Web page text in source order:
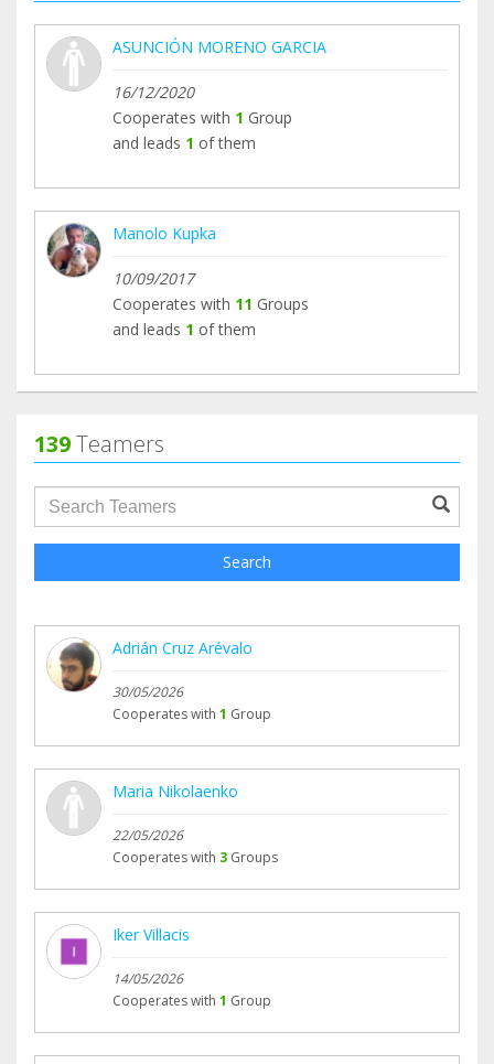
ASUNCIÓN MORENO GARCIA
16/12/2020
Cooperates with 1 Group
and leads 1 of them
Manolo Kupka
10/09/2017
Cooperates with 11 Groups
and leads 1 of them
139Teamers
groupProfile.searchForm.search.text???
Search
Adrián Cruz Arévalo
30/05/2026
Cooperates with 1 Group
Maria Nikolaenko
22/05/2026
Cooperates with 3 Groups
Iker Villacis
14/05/2026
Cooperates with 1 Group